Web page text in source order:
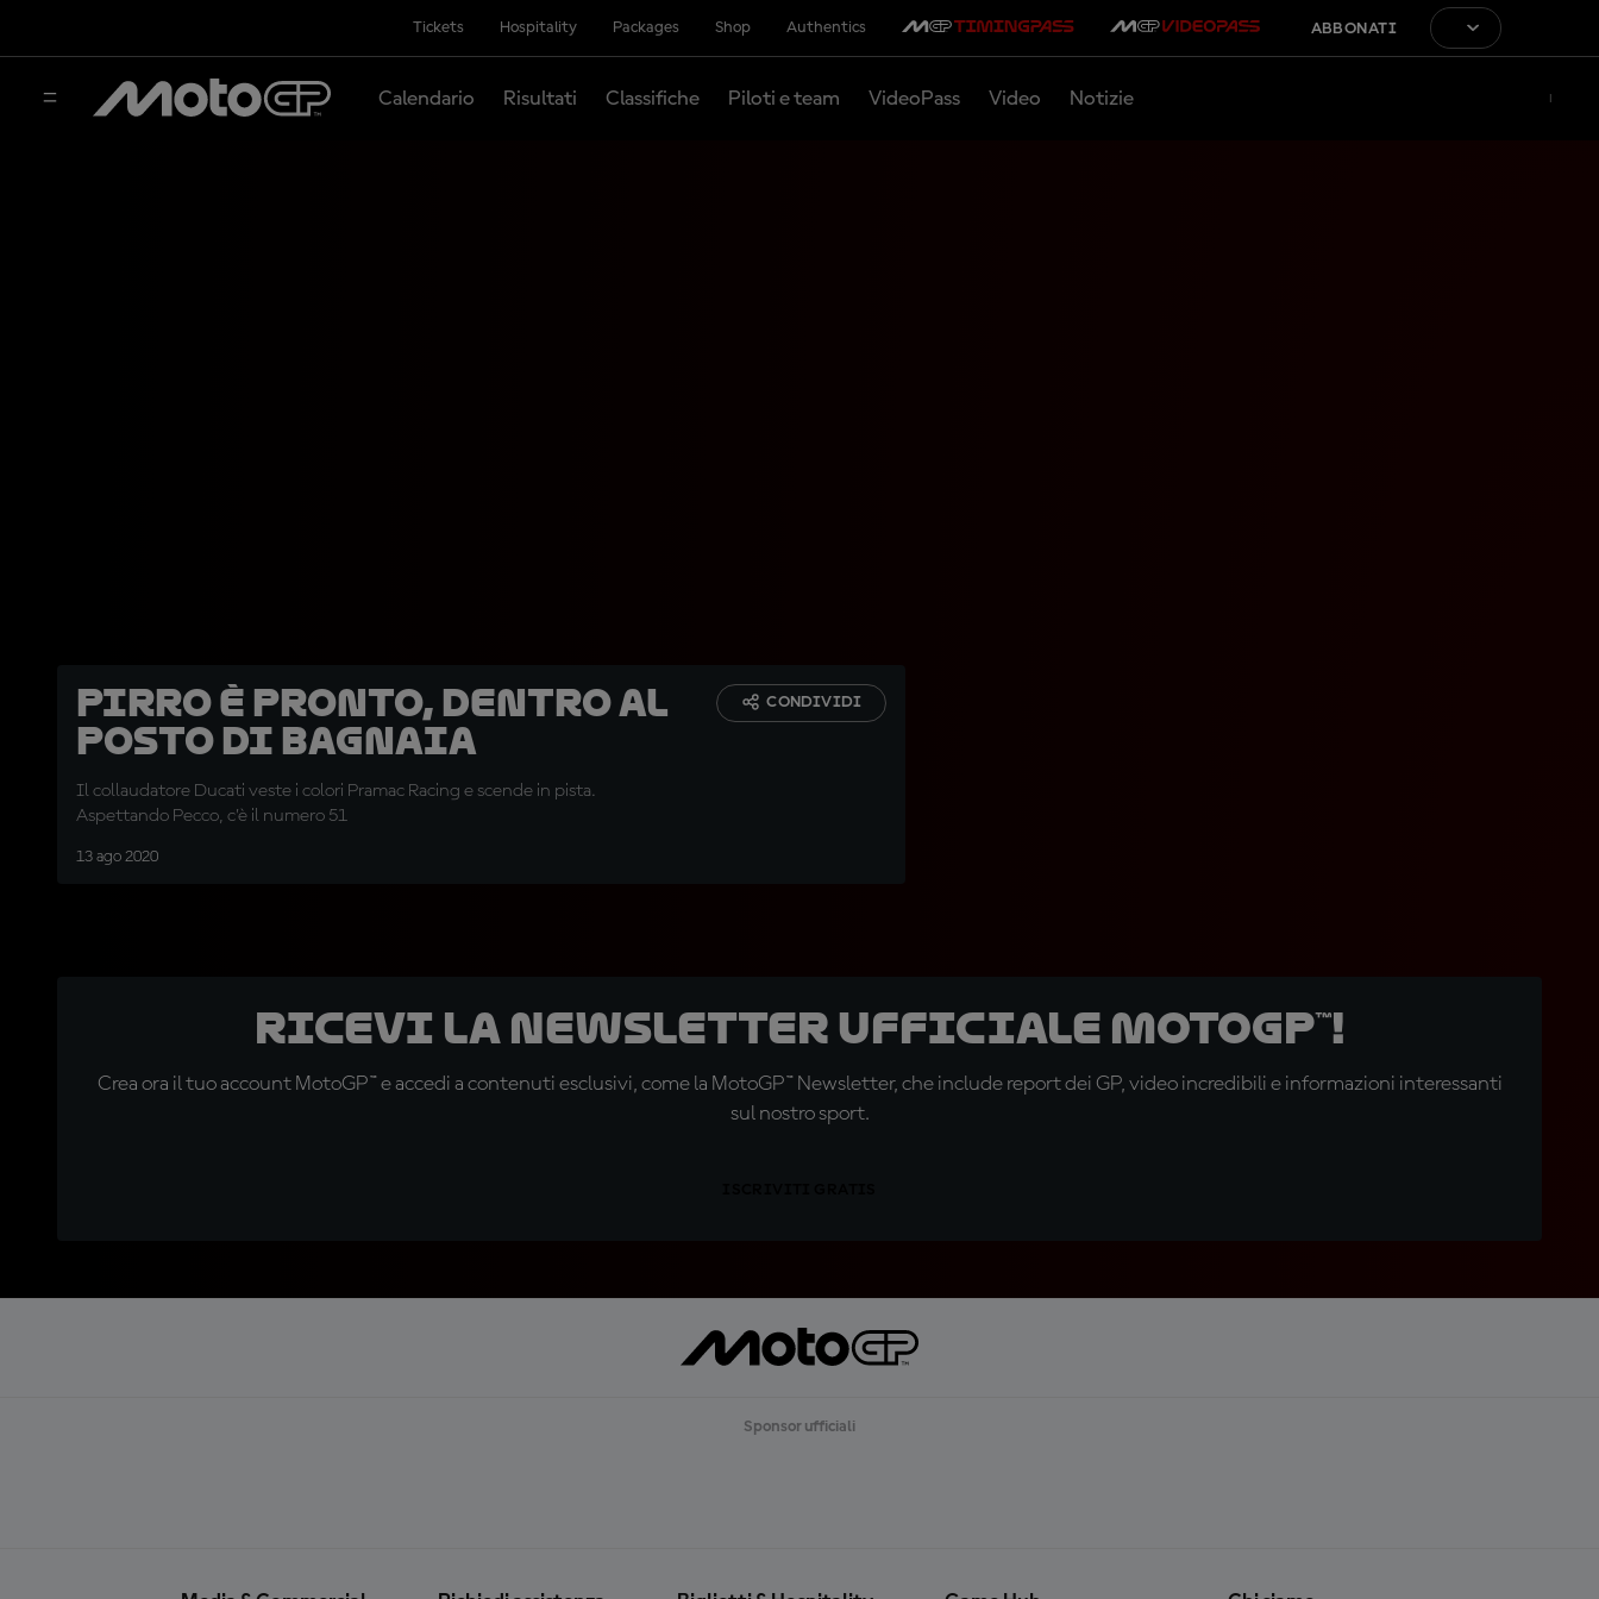
Tickets Hospitality Packages Shop Authentics ABBONATI
Calendario Risultati Classifiche Piloti e team VideoPass Video Notizie
Pirro è pronto, dentro al
posto di Bagnaia
Il collaudatore Ducati veste i colori Pramac Racing e scende in pista.
Aspettando Pecco, c’è il numero 51
13 ago 2020
CONDIVIDI
Ricevi la newsletter ufficiale MotoGP™!
Crea ora il tuo account MotoGP™ e accedi a contenuti esclusivi, come la MotoGP™ Newsletter, che include report dei GP, video incredibili e informazioni interessanti
sul nostro sport.
Sponsor ufficiali